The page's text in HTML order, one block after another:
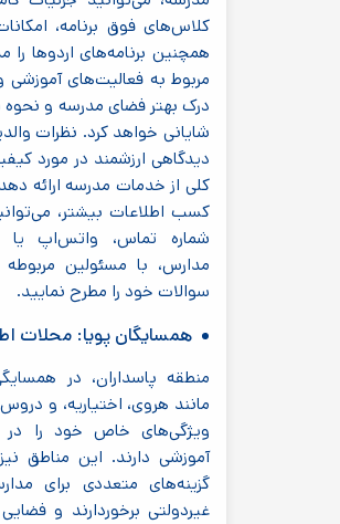
کلاس‌های فوق برنامه، امکانات ورزشی و
همچنین برنامه‌های اردوها را مشاهده کنید.
مربوط به فعالیت‌های آموزشی و تفریحی، به
درک بهتر فضای مدرسه و نحوه برگزاری کلاس‌ها
شایانی خواهد کرد. نظرات والدین دیگر نیز
دیدگاهی ارزشمند در مورد کیفیت آموزشی و
کلی از خدمات مدرسه ارائه دهد. در صورت
کسب اطلاعات بیشتر، می‌توانید مستقیماً از
شماره تماس، واتس‌اپ یا صفحات
مدارس، با مسئولین مربوطه ارتباط برقرار
سوالات خود را مطرح نمایید.
همسایگان پویا: محلات اطراف پاسداران
منطقه پاسداران، در همسایگی محلات
مانند هروی، اختیاریه، و دروس قرار دارد که هر
ویژگی‌های خاص خود را در زمینه ارائه
آموزشی دارند. این مناطق نیز مانند
گزینه‌های متعددی برای مدارس دبستان
غیردولتی برخوردارند و فضایی رقابتی سالم را